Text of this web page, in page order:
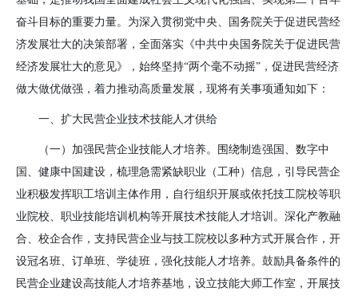
奋斗目标的重要力量。为深入贯彻党中央、国务院关于促进民营经
济发展壮大的决策部署，全面落实《中共中央国务院关于促进民营
经济发展壮大的意见》，始终坚持“两个毫不动摇”，促进民营经济
做大做优做强，着力推动高质量发展，现将有关事项通知如下：
一、扩大民营企业技术技能人才供给
（一）加强民营企业技能人才培养。
围绕制造强国、数字中
国、健康中国建设，梳理急需紧缺职业（工种）信息，引导民营企
业积极发挥职工培训主体作用，自行组织开展或依托技工院校等职
业院校、职业技能培训机构等开展技术技能人才培训。深化产教融
合、校企合作，支持民营企业与技工院校以多种方式开展合作，开
设冠名班、订单班、学徒班，强化技能人才培养。鼓励具备条件的
民营企业建设高技能人才培养基地，设立技能大师工作室，开展技